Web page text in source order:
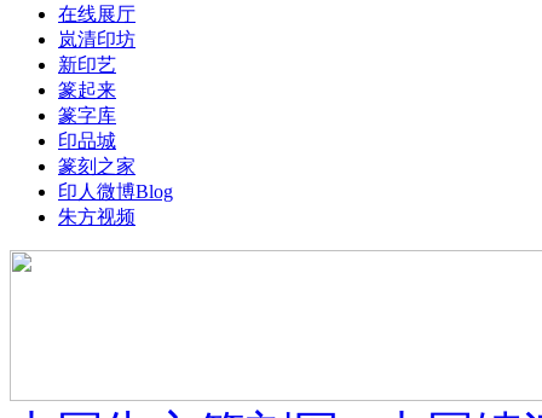
在线展厅
岚清印坊
新印艺
篆起来
篆字库
印品城
篆刻之家
印人微博Blog
朱方视频